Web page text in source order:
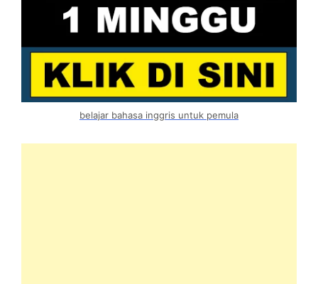
belajar bahasa inggris untuk pemula